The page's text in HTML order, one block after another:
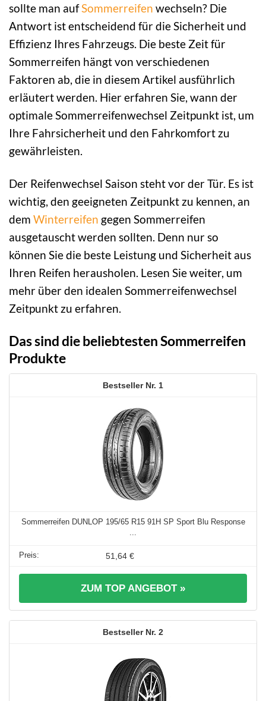
sollte man aufSommerreifen wechseln? Die
Antwort ist entscheidend für die Sicherheit und
Effizienz Ihres Fahrzeugs. Die beste Zeit für
Sommerreifen hängt von verschiedenen
Faktoren ab, die in diesem Artikel ausführlich
erläutert werden. Hier erfahren Sie, wann der
optimale Sommerreifenwechsel Zeitpunkt ist, um
Ihre Fahrsicherheit und den Fahrkomfort zu
gewährleisten.
Der Reifenwechsel Saison steht vor der Tür. Es ist
wichtig, den geeigneten Zeitpunkt zu kennen, an
dem Winterreifen gegen Sommerreifen
ausgetauscht werden sollten. Denn nur so
können Sie die beste Leistung und Sicherheit aus
Ihren Reifen herausholen. Lesen Sie weiter, um
mehr über den idealen Sommerreifenwechsel
Zeitpunkt zu erfahren.
Das sind die beliebtesten Sommerreifen
Produkte
1
Sommerreifen DUNLOP 195/65 R15 91H SP Sport Blu Response
...
51,64 €
ZUM TOP ANGEBOT »
2